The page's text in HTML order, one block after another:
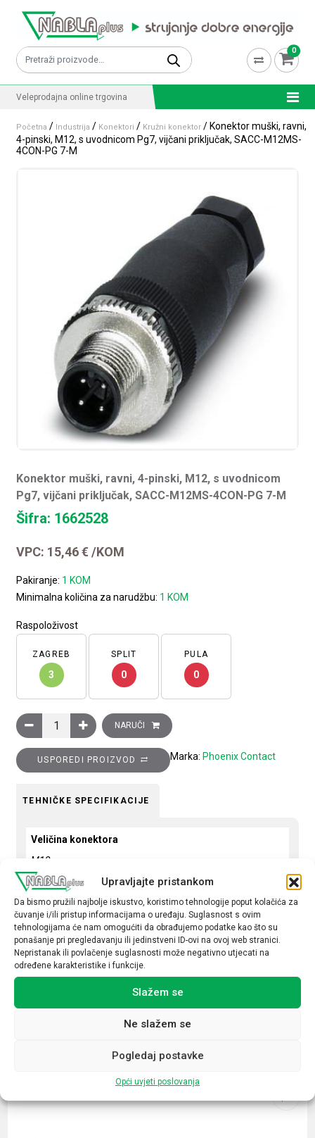
Upravljajte pristankom
Da bismo pružili najbolje iskustvo, koristimo tehnologije poput kolačića za
čuvanje i/ili pristup informacijama o uređaju. Suglasnost s ovim
tehnologijama će nam omogućiti da obrađujemo podatke kao što su
ponašanje pri pregledavanju ili jedinstveni ID-ovi na ovoj web stranici.
Nepristanak ili povlačenje suglasnosti može negativno utjecati na
određene karakteristike i funkcije.
Slažem se
Ne slažem se
Pogledaj postavke
Opći uvjeti poslovanja
Pretraži: 0
Veleprodajna online trgovina
Početna / Industrija / Konektori / Kružni konektor / Konektor muški, ravni,
4-pinski, M12, s uvodnicom Pg7, vijčani priključak, SACC-M12MS-
4CON-PG 7-M
Konektor muški, ravni, 4-pinski, M12, s uvodnicom
Pg7, vijčani priključak, SACC-M12MS-4CON-PG 7-M
Šifra: 1662528
VPC: 15,46€ /KOM
Pakiranje: 1 KOM
Minimalna količina za narudžbu: 1 KOM
Raspoloživost
ZAGREB
3
SPLIT
0
PULA
0
Konektor muški, ravni, 4-pinski, M12, s uvodnicom Pg7,
NARUČI
USPOREDI PROIZVOD Marka: Phoenix Contact
TEHNIČKE SPECIFIKACIJE
Veličina konektora
M12
Oblik konekcije
Ravni
Tip
Muški
Povezani proizvodi